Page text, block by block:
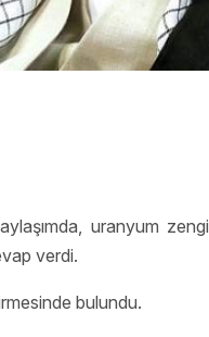
uranyum
verdi.
bulundu.